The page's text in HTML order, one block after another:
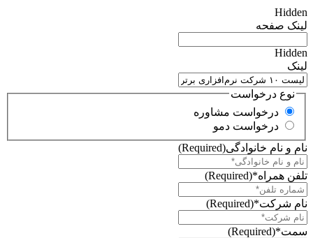
Hidden
لینک صفحه
Hidden
لینک
نوع درخواست
درخواست مشاوره
درخواست دمو
نام و نام خانوادگی(Required)
تلفن همراه*(Required)
نام شرکت*(Required)
سمت*(Required)